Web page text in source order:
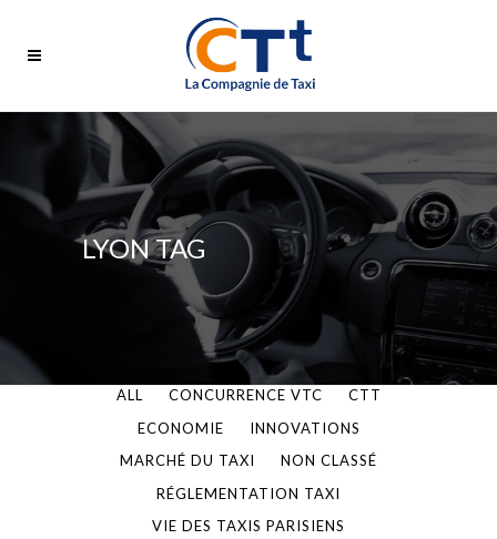
LYON TAG
ALL CONCURRENCE VTC
CTT
ECONOMIE
INNOVATIONS
MARCHÉ DU TAXI
NON CLASSÉ
RÉGLEMENTATION TAXI
VIE DES TAXIS PARISIENS